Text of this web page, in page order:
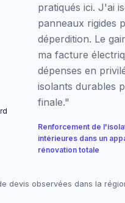
pratiqués ici. J'ai
panneaux rigides
déperdition. Le
ma facture
dépenses en
isolants durables
finale."
Renforcement de
intérieures dans un
rénovation totale
devis observées dans la